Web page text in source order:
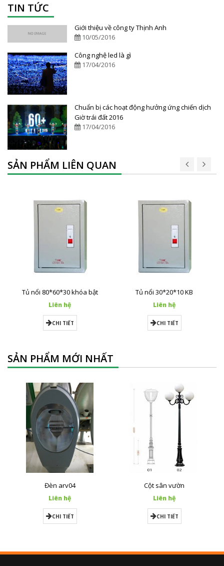
TIN TỨC
Giới thiệu về công ty Thịnh Anh
10/05/2016
Công nghệ led là gì
17/04/2016
Chuẩn bị các hoạt động hưởng ứng chiến dịch
Giờ trái đất 2016
17/04/2016
SẢN PHẨM LIÊN QUAN
Tủ nổi 80*60*30 khóa bật
Liên hệ
CHI TIẾT
Tủ nổi 30*20*10 KB
Liên hệ
CHI TIẾT
SẢN PHẨM MỚI NHẤT
Đèn arv04
Liên hệ
CHI TIẾT
Cột sân vườn
Liên hệ
CHI TIẾT